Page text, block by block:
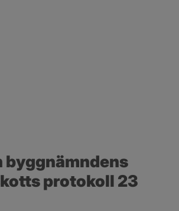
byggnämndens
protokoll 23